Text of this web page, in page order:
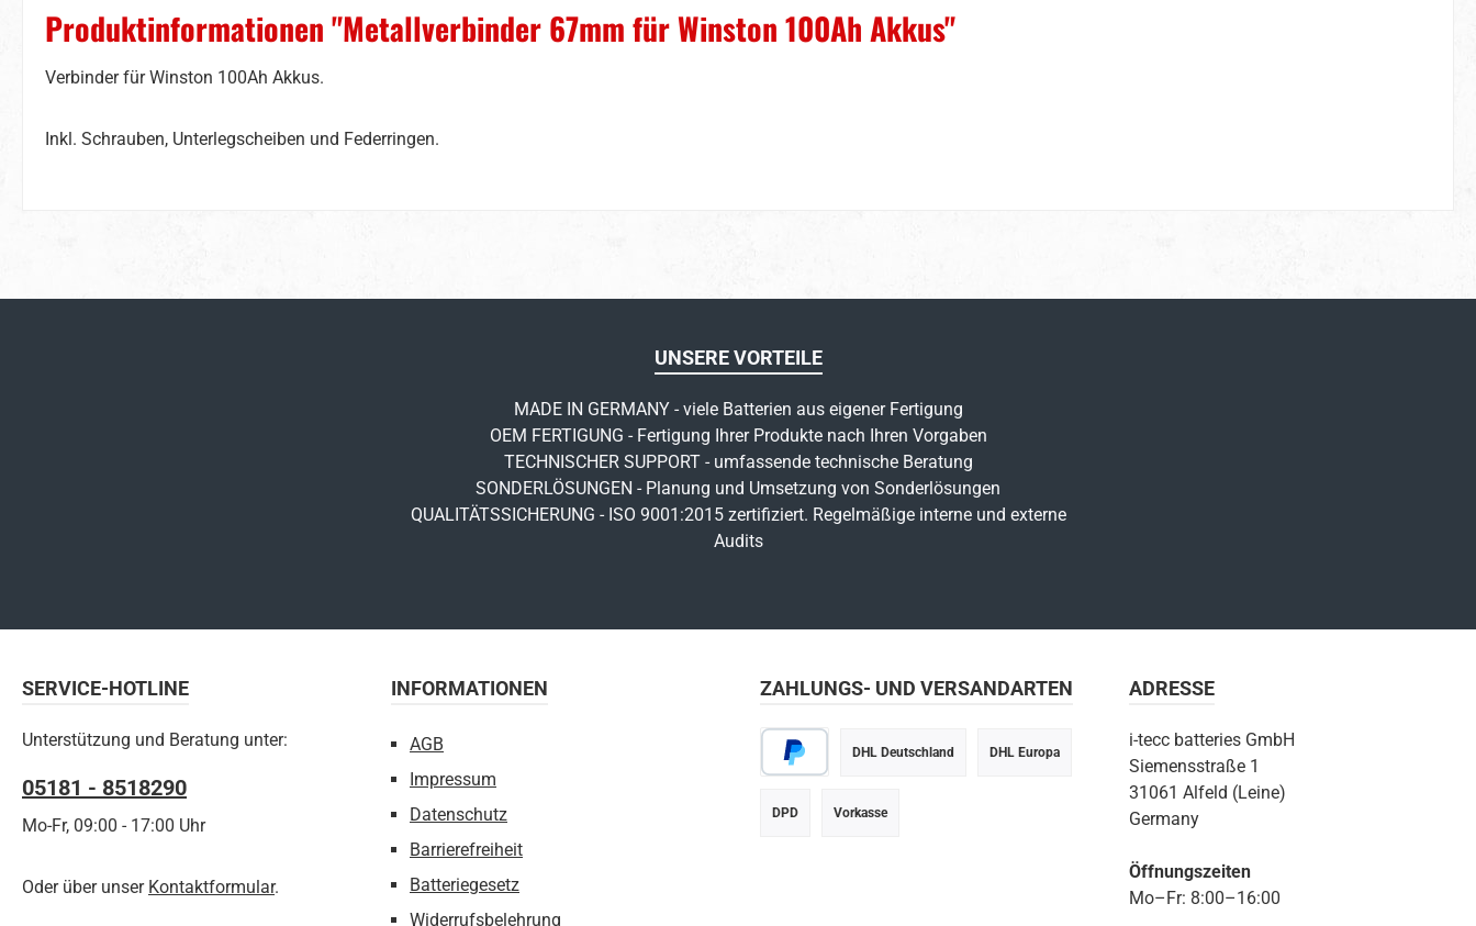
Produktinformationen "Metallverbinder 67mm für Winston 100Ah Akkus"
Verbinder für Winston 100Ah Akkus.
Inkl. Schrauben, Unterlegscheiben und Federringen.
UNSERE VORTEILE
MADE IN GERMANY - viele Batterien aus eigener Fertigung
OEM FERTIGUNG - Fertigung Ihrer Produkte nach Ihren Vorgaben
TECHNISCHER SUPPORT - umfassende technische Beratung
SONDERLÖSUNGEN - Planung und Umsetzung von Sonderlösungen
QUALITÄTSSICHERUNG - ISO 9001:2015 zertifiziert. Regelmäßige interne und externe
Audits
SERVICE-HOTLINE
Unterstützung und Beratung unter:
05181 - 8518290
Mo-Fr, 09:00 - 17:00 Uhr
Oder über unser Kontaktformular.
INFORMATIONEN
AGB
Impressum
Datenschutz
Barrierefreiheit
Batteriegesetz
Widerrufsbelehrung
ZAHLUNGS- UND VERSANDARTEN
Vorkasse
DHL Deutschland DHL Europa
DPD
ADRESSE
i-tecc batteries GmbH
Siemensstraße 1
31061 Alfeld (Leine)
Germany
Öffnungszeiten
Mo–Fr: 8:00–16:00